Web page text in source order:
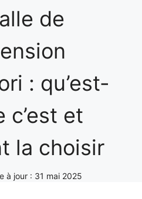
de
: qu’est-
c’est et
la choisir
à jour : 31 mai 2025